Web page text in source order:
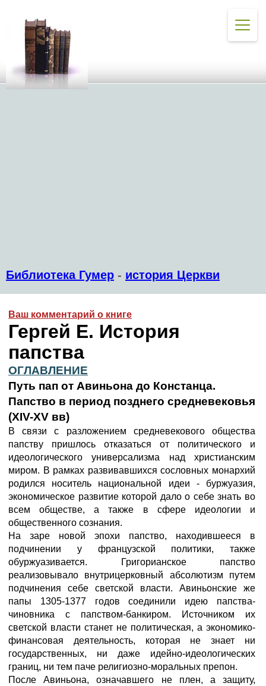
Библиотека Гумер - история Церкви
Ваш комментарий о книге
Гергей Е. История
папства
ОГЛАВЛЕНИЕ
Путь пап от Авиньона до Констанца.
Папство в период позднего средневековья
(XIV-XV вв)
В связи с разложением средневекового общества
папству пришлось отказаться от политического и
идеологического универсализма над христианским
миром. В рамках развивавшихся сословных монархий
родился носитель национальной идеи - буржуазия,
экономическое развитие которой дало о себе знать во
всем обществе, а также в сфере идеологии и
общественного сознания.
На заре новой эпохи папство, находившееся в
подчинении у французской политики, также
обуржуазивается. Григорианское папство
реализовывало внутрицерковный абсолютизм путем
подчинения себе светской власти. Авиньонские же
папы 1305-1377 годов соединили идею папства-
чиновника с папством-банкиром. Источником их
светской власти станет не политическая, а экономико-
финансовая деятельность, которая не знает ни
государственных, ни даже идейно-идеологических
границ, ни тем паче религиозно-моральных препон.
После Авиньона, означавшего не плен, а защиту,